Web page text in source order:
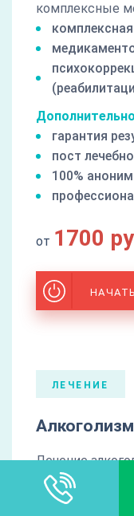
комплексные
гарантия
пост
100%
от 1700
ЛЕЧЕНИЕ
Лечение
основным
деятельности